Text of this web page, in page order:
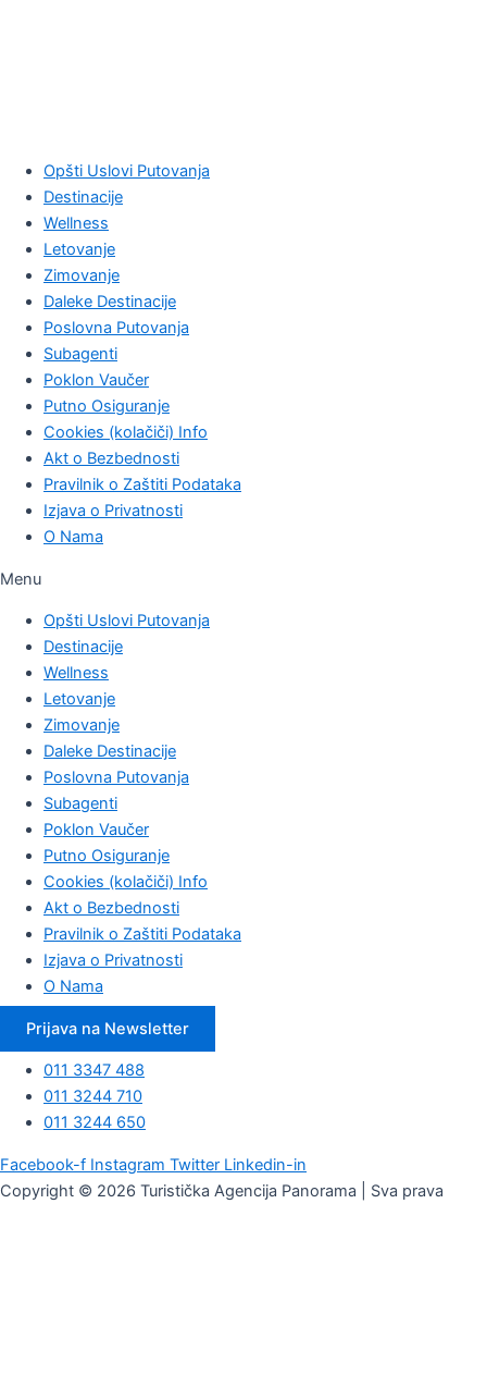
Opšti Uslovi Putovanja
Destinacije
Wellness
Letovanje
Zimovanje
Daleke Destinacije
Poslovna Putovanja
Subagenti
Poklon Vaučer
Putno Osiguranje
Cookies (kolačiči) Info
Akt o Bezbednosti
Pravilnik o Zaštiti Podataka
Izjava o Privatnosti
O Nama
Menu
Opšti Uslovi Putovanja
Destinacije
Wellness
Letovanje
Zimovanje
Daleke Destinacije
Poslovna Putovanja
Subagenti
Poklon Vaučer
Putno Osiguranje
Cookies (kolačiči) Info
Akt o Bezbednosti
Pravilnik o Zaštiti Podataka
Izjava o Privatnosti
O Nama
Prijava na Newsletter
011 3347 488
011 3244 710
011 3244 650
Facebook-f Instagram Twitter Linkedin-in
Copyright © 2026 Turistička Agencija Panorama | Sva prava